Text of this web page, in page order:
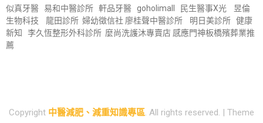
似真牙醫 易和中醫診所 軒品牙醫 goholimall 民生醫事X光
昱倫
生物科技
龍田診所 婦幼徵信社 廖桂聲中醫診所 明日美診所 健康
新知
李久恆整形外科診所 麼尚洗護沐專賣店 感應門神板橋殯葬業推
薦
Copyright 中醫減肥、減重知識專區 . All rights reserved. | Theme